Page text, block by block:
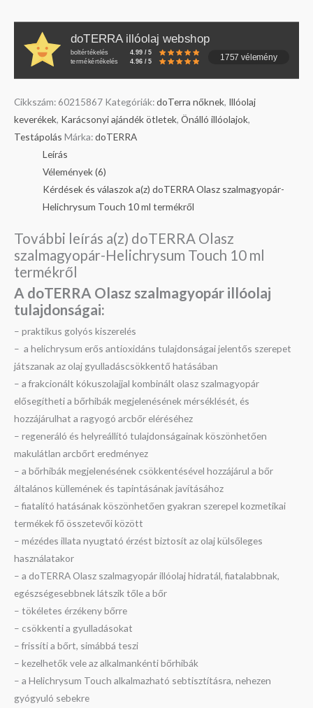
doTERRA illóolaj webshop
boltértékelés 4.99 / 5
termékértékelés 4.96 / 5 1757 vélemény
Cikkszám: 60215867 Kategóriák:doTerra nőknek, Illóolaj
keverékek, Karácsonyi ajándék ötletek, Önálló illóolajok,
Testápolás Márka:doTERRA
Leírás
Vélemények (6)
Kérdések és válaszok a(z) doTERRA Olasz szalmagyopár-
Helichrysum Touch 10 ml termékről
További leírás a(z) doTERRA Olasz
szalmagyopár-Helichrysum Touch 10 ml
termékről
A doTERRA Olasz szalmagyopár illóolaj
tulajdonságai:
– praktikus golyós kiszerelés
– a helichrysum erős antioxidáns tulajdonságai jelentős szerepet
játszanak az olaj gyulladáscsökkentő hatásában
– a frakcionált kókuszolajjal kombinált olasz szalmagyopár
elősegítheti a bőrhibák megjelenésének mérséklését, és
hozzájárulhat a ragyogó arcbőr eléréséhez
– regeneráló és helyreállító tulajdonságainak köszönhetően
makulátlan arcbőrt eredményez
– a bőrhibák megjelenésének csökkentésével hozzájárul a bőr
általános küllemének és tapintásának javításához
– fiatalító hatásának köszönhetően gyakran szerepel kozmetikai
termékek fő összetevői között
– mézédes illata nyugtató érzést biztosít az olaj külsőleges
használatakor
– a doTERRA Olasz szalmagyopár illóolaj hidratál, fiatalabbnak,
egészségesebbnek látszik tőle a bőr
– tökéletes érzékeny bőrre
– csökkenti a gyulladásokat
– frissíti a bőrt, simábbá teszi
– kezelhetők vele az alkalmankénti bőrhibák
– a Helichrysum Touch alkalmazható sebtisztításra, nehezen
gyógyuló sebekre